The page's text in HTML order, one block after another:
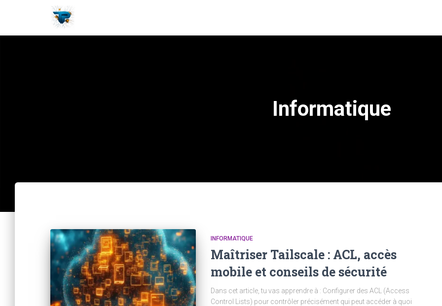
Informatique
INFORMATIQUE
Maîtriser Tailscale : ACL, accès
mobile et conseils de sécurité
Dans cet article, tu vas apprendre à : Configurer des ACL (Access
Control Lists) pour contrôler précisément qui peut accéder à quoi